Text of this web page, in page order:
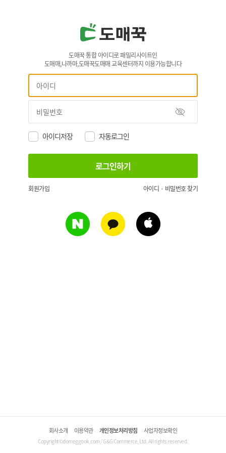
도매꾹 통합 아이디로 패밀리사이트인
도매매,나까마,도매꾹도매매 교육센터까지 이용가능합니다
아이디저장 자동로그인
회원가입 아이디 · 비밀번호 찾기
회사소개 이용약관 개인정보처리방침 사업자정보확인
Copyright©domeggook.com / G&G Commerce, Ltd. All rights reserved.